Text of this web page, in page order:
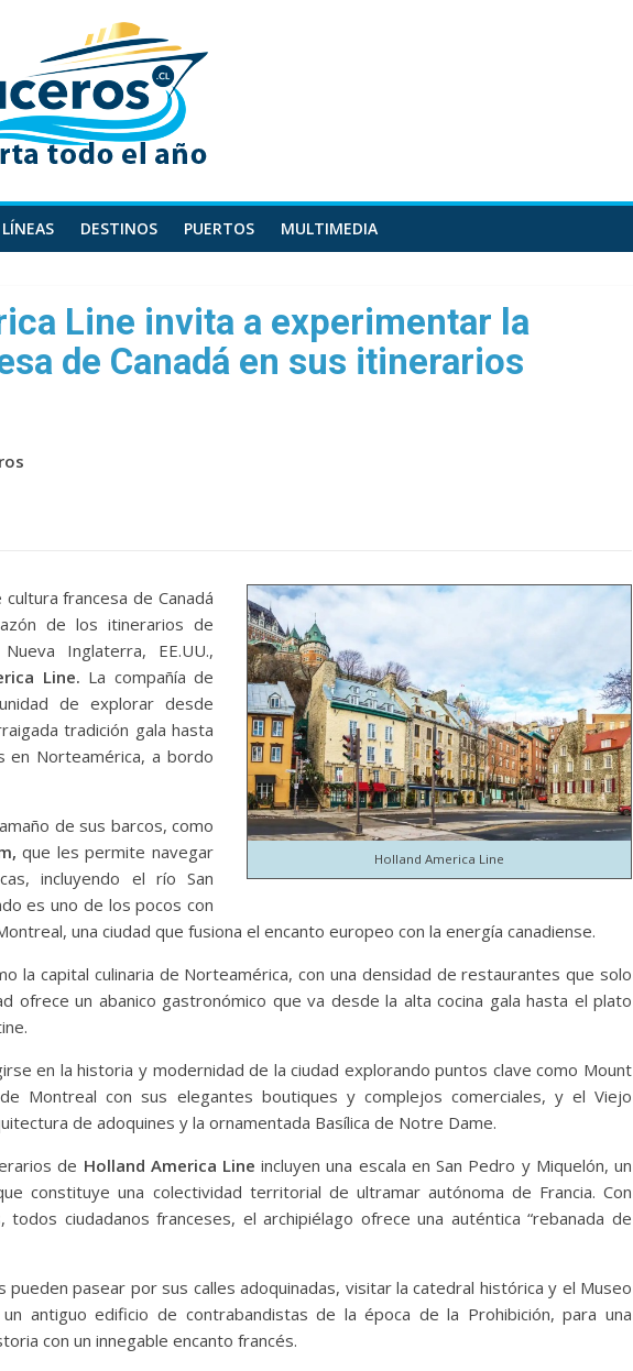
DESTINOS PUERTOS MULTIMEDIA
Line invita a experimentar la
de Canadá en sus itinerarios
Holland America Line
francesa de Canadá
de los itinerarios de
Inglaterra, EE.UU.,
Line. La compañía de
de explorar desde
tradición gala hasta
en Norteamérica, a bordo
de sus barcos, como
que les permite navegar
incluyendo el río San
es uno de los pocos con
una ciudad que fusiona el encanto europeo con la energía canadiense.
la capital culinaria de Norteamérica, con una densidad de restaurantes que solo
ofrece un abanico gastronómico que va desde la alta cocina gala hasta el plato
en la historia y modernidad de la ciudad explorando puntos clave como Mount
Montreal con sus elegantes boutiques y complejos comerciales, y el Viejo
de adoquines y la ornamentada Basílica de Notre Dame.
de Holland America Line incluyen una escala en San Pedro y Miquelón, un
constituye una colectividad territorial de ultramar autónoma de Francia. Con
ciudadanos franceses, el archipiélago ofrece una auténtica “rebanada de
pueden pasear por sus calles adoquinadas, visitar la catedral histórica y el Museo
antiguo edificio de contrabandistas de la época de la Prohibición, para una
con un innegable encanto francés.